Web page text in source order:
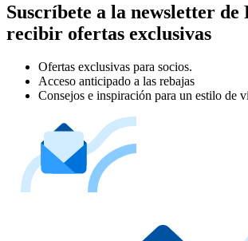
Suscríbete a la newsletter
recibir ofertas exclusivas
Ofertas exclusivas para socios.
Acceso anticipado a las rebajas
Consejos e inspiración para un estilo de